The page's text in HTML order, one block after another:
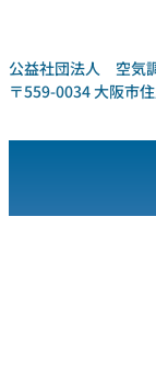
公益社団法人 空気
〒559-0034 大阪